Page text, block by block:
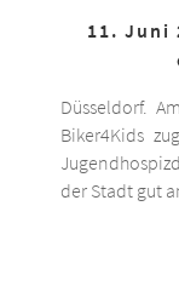
11. Juni
Düsseldorf.
Biker4Kids
der Stadt gut